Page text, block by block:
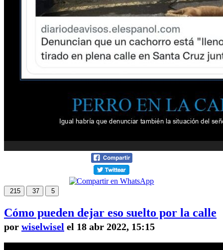
215 37 5
Cómo pueden dejar eso suelto por la calle
por wiselwisel el 18 abr 2022, 15:15